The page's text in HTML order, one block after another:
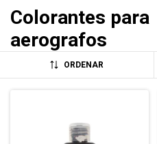
Colorantes para
aerografos
ORDENAR